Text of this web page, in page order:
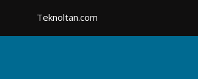
Teknoltan.com